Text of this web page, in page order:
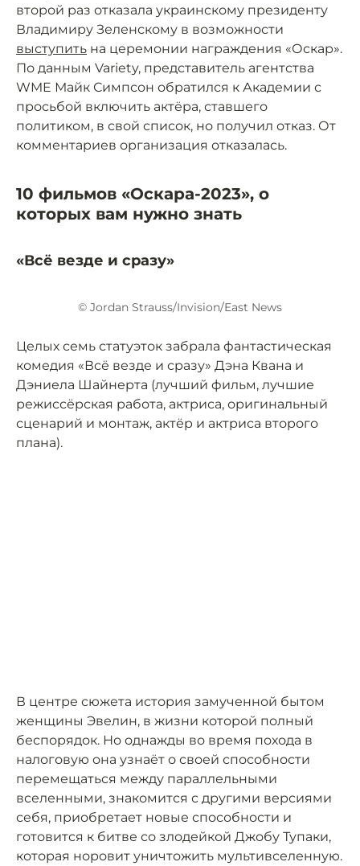
второй раз отказала украинскому президенту
Владимиру Зеленскому в возможности
выступить на церемонии награждения «Оскар».
По данным Variety, представитель агентства
WME Майк Симпсон обратился к Академии с
просьбой включить актёра, ставшего
политиком, в свой список, но получил отказ. От
комментариев организация отказалась.
10 фильмов «Оскара-2023», о
которых вам нужно знать
«Всё везде и сразу»
© Jordan Strauss/Invision/East News
Целых семь статуэток забрала фантастическая
комедия «Всё везде и сразу» Дэна Квана и
Дэниела Шайнерта (лучший фильм, лучшие
режиссёрская работа, актриса, оригинальный
сценарий и монтаж, актёр и актриса второго
плана).
В центре сюжета история замученной бытом
женщины Эвелин, в жизни которой полный
беспорядок. Но однажды во время похода в
налоговую она узнаёт о своей способности
перемещаться между параллельными
вселенными, знакомится с другими версиями
себя, приобретает новые способности и
готовится к битве со злодейкой Джобу Тупаки,
которая норовит уничтожить мультивселенную.